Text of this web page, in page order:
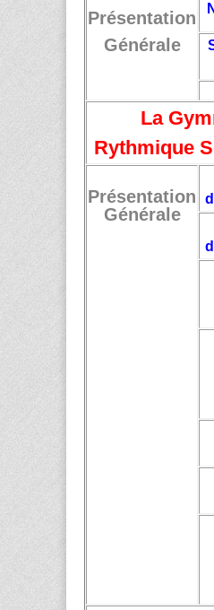
Présentation
Générale
La
Rythmique
Présentation
Générale